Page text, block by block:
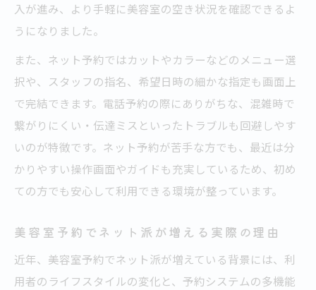
入が進み、より手軽に美容室の空き状況を確認できるよ
うになりました。
また、ネット予約ではカットやカラーなどのメニュー選
択や、スタッフの指名、希望日時の細かな指定も画面上
で完結できます。電話予約の際にありがちな、混雑時で
繋がりにくい・伝達ミスといったトラブルも回避しやす
いのが特徴です。ネット予約が苦手な方でも、最近は分
かりやすい操作画面やガイドも充実しているため、初め
ての方でも安心して利用できる環境が整っています。
美容室予約でネット派が増える実際の理由
近年、美容室予約でネット派が増えている背景には、利
用者のライフスタイルの変化と、予約システムの多機能